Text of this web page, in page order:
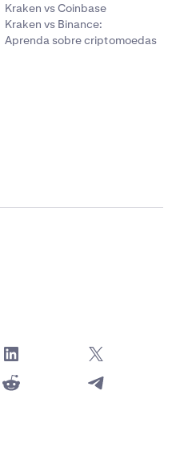
Kraken vs Coinbase
Kraken vs Binance:
Aprenda sobre criptomoedas